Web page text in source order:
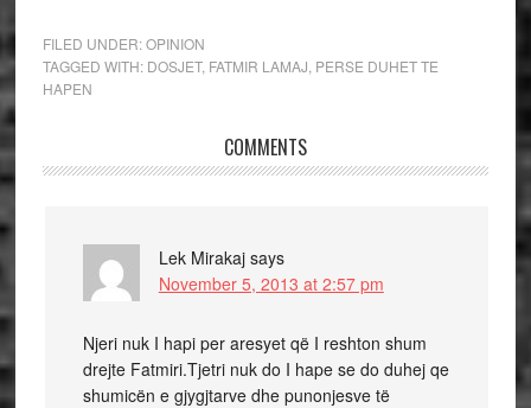
FILED UNDER:OPINION
TAGGED WITH: DOSJET, FATMIR LAMAJ PERSE DUHET TE
HAPEN
COMMENTS
Lek Mirakaj says
November 5, 2013 at 2:57 pm
Njeri nuk I hapi per aresyet që I reshton shum
drejte Fatmiri.Tjetri nuk do I hape se do duhej qe
shumicën e gjygjtarve dhe punonjesve të